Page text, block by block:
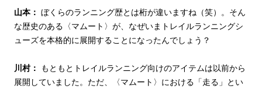
山本： ぼくらのランニング歴とは桁が違いますね（笑）。そん
な歴史のある〈マムート〉が、なぜいまトレイルランニングシ
ューズを本格的に展開することになったんでしょう？
川村：
もともとトレイルランニング向けのアイテムは以前から
展開していました。ただ、〈マムート〉における「走る」とい